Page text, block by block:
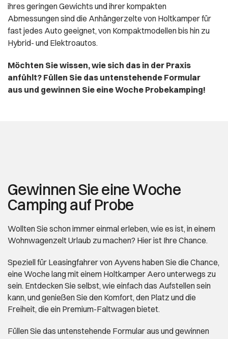
ihres geringen Gewichts und ihrer kompakten
Abmessungen sind die Anhängerzelte von Holtkamper für
fast jedes Auto geeignet, von Kompaktmodellen bis hin zu
Hybrid- und Elektroautos.
Möchten Sie wissen, wie sich das in der Praxis
anfühlt? Füllen Sie das untenstehende Formular
aus und gewinnen Sie eine Woche Probekamping!
Gewinnen Sie eine Woche
Camping auf Probe
Wollten Sie schon immer einmal erleben, wie es ist, in einem
Wohnwagenzelt Urlaub zu machen? Hier ist Ihre Chance.
Speziell für Leasingfahrer von Ayvens haben Sie die Chance,
eine Woche lang mit einem Holtkamper Aero unterwegs zu
sein. Entdecken Sie selbst, wie einfach das Aufstellen sein
kann, und genießen Sie den Komfort, den Platz und die
Freiheit, die ein Premium-Faltwagen bietet.
Füllen Sie das untenstehende Formular aus und gewinnen